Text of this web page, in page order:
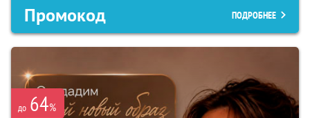
Промокод ПОДРОБНЕЕ
до 64%